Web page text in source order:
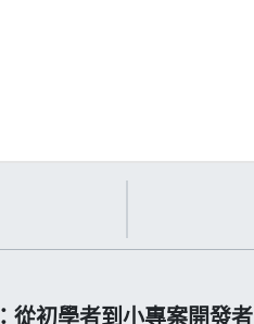
從初學者到小專案開發者